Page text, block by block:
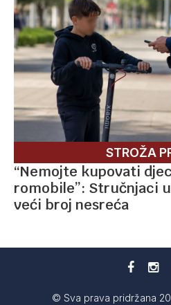
STROŽA
“Nemojte kupovati
romobile”: Stručnjaci
veći broj nesreća
© Sva prava pridržana